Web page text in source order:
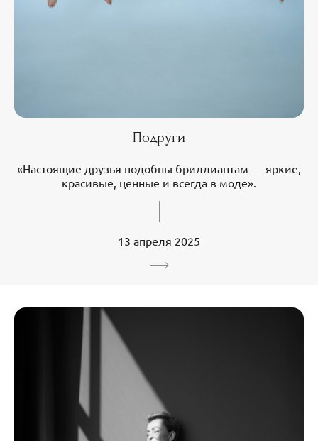
Подруги
«Настоящие друзья подобны бриллиантам — яркие,
красивые, ценные и всегда в моде».
13 апреля 2025